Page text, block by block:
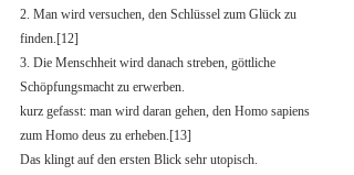
2. Man wird versuchen, den Schlüssel zum Glück zu
finden.[12]
3. Die Menschheit wird danach streben, göttliche
Schöpfungsmacht zu erwerben.
kurz gefasst: man wird daran gehen, den Homo sapiens
zum Homo deus zu erheben.[13]
Das klingt auf den ersten Blick sehr utopisch.